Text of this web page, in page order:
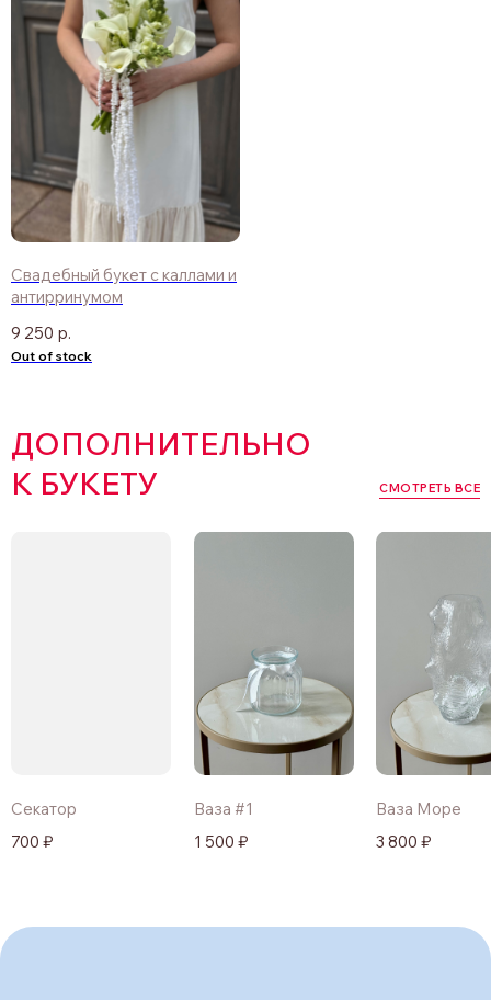
Свадебный букет с каллами и
антирринумом
9 250 р.
Out of stock
ДОПОЛНИТЕЛЬНО
К БУКЕТУ
СМОТРЕТЬ ВСЕ
1 500 ₽
Ваза #1
3 800 ₽
Ваза Море
700 ₽
Секатор